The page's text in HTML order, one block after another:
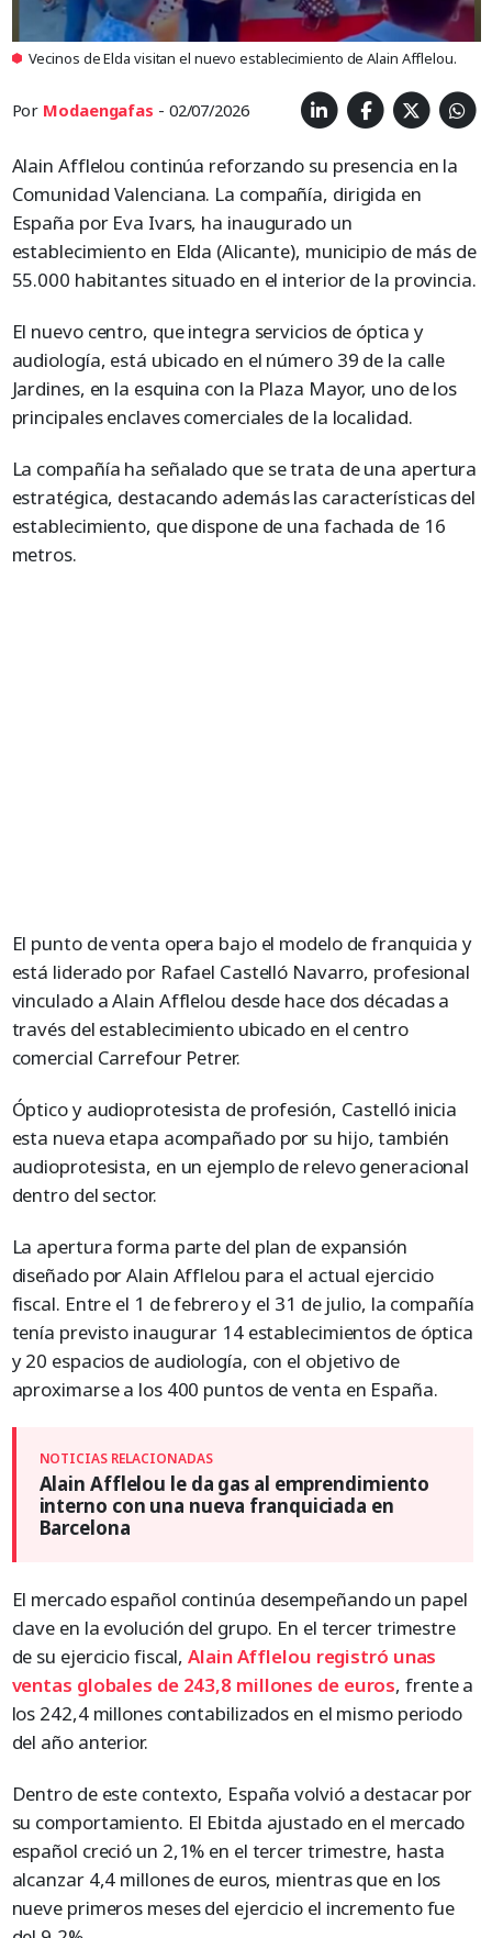
Vecinos de Elda visitan el nuevo establecimiento de Alain Afflelou.
Por Modaengafas - 02/07/2026
Alain Afflelou continúa reforzando su presencia en la
Comunidad Valenciana. La compañía, dirigida en
España por Eva Ivars, ha inaugurado un
establecimiento en Elda (Alicante), municipio de más de
55.000 habitantes situado en el interior de la provincia.
El nuevo centro, que integra servicios de óptica y
audiología, está ubicado en el número 39 de la calle
Jardines, en la esquina con la Plaza Mayor, uno de los
principales enclaves comerciales de la localidad.
La compañía ha señalado que se trata de una apertura
estratégica, destacando además las características del
establecimiento, que dispone de una fachada de 16
metros.
El punto de venta opera bajo el modelo de franquicia y
está liderado por Rafael Castelló Navarro, profesional
vinculado a Alain Afflelou desde hace dos décadas a
través del establecimiento ubicado en el centro
comercial Carrefour Petrer.
Óptico y audioprotesista de profesión, Castelló inicia
esta nueva etapa acompañado por su hijo, también
audioprotesista, en un ejemplo de relevo generacional
dentro del sector.
La apertura forma parte del plan de expansión
diseñado por Alain Afflelou para el actual ejercicio
fiscal. Entre el 1 de febrero y el 31 de julio, la compañía
tenía previsto inaugurar 14 establecimientos de óptica
y 20 espacios de audiología, con el objetivo de
aproximarse a los 400 puntos de venta en España.
Alain Afflelou le da gas al emprendimiento
interno con una nueva franquiciada en
Barcelona
El mercado español continúa desempeñando un papel
clave en la evolución del grupo. En el tercer trimestre
de su ejercicio fiscal,Alain Afflelou registró unas
ventas globales de 243,8 millones de euros, frente a
los 242,4 millones contabilizados en el mismo periodo
del año anterior.
Dentro de este contexto, España volvió a destacar por
su comportamiento. El Ebitda ajustado en el mercado
español creció un 2,1% en el tercer trimestre, hasta
alcanzar 4,4 millones de euros, mientras que en los
nueve primeros meses del ejercicio el incremento fue